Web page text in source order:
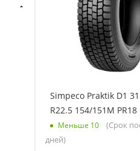
Simpeco Praktik D1
R22.5 154/151M
Меньше 10
(Срок
дней)